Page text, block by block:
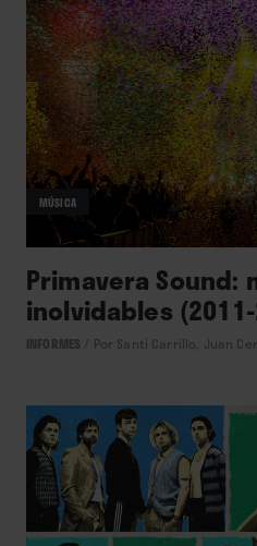
MÚSICA
Primavera Sound:
inolvidables
INFORMES Por Santi Carrillo, Juan